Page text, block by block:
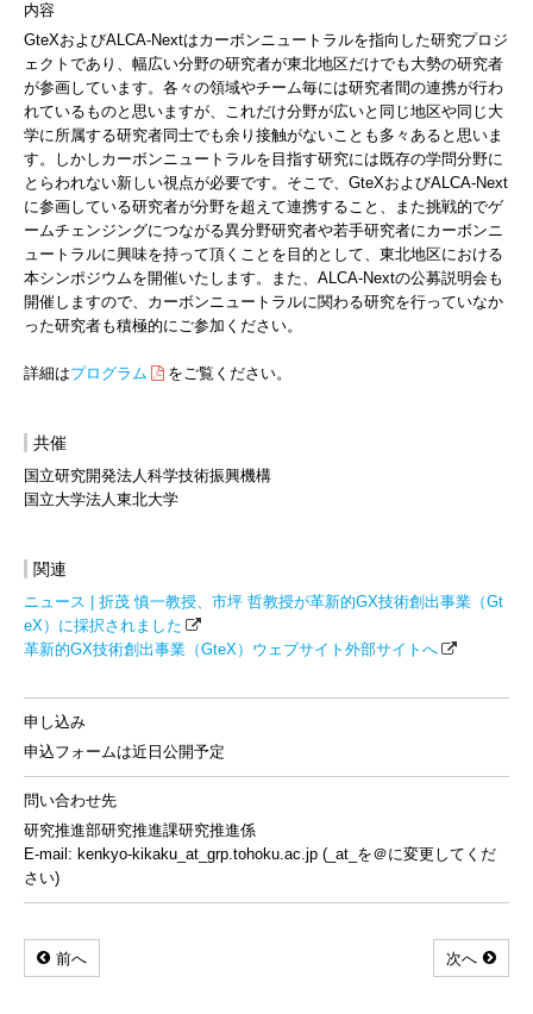
内容
GteXおよびALCA-Nextはカーボンニュートラルを指向した研究プロジ
ェクトであり、幅広い分野の研究者が東北地区だけでも大勢の研究者
が参画しています。各々の領域やチーム毎には研究者間の連携が行わ
れているものと思いますが、これだけ分野が広いと同じ地区や同じ大
学に所属する研究者同士でも余り接触がないことも多々あると思いま
す。しかしカーボンニュートラルを目指す研究には既存の学問分野に
とらわれない新しい視点が必要です。そこで、GteXおよびALCA-Next
に参画している研究者が分野を超えて連携すること、また挑戦的でゲ
ームチェンジングにつながる異分野研究者や若手研究者にカーボンニ
ュートラルに興味を持って頂くことを目的として、東北地区における
本シンポジウムを開催いたします。また、ALCA-Nextの公募説明会も
開催しますので、カーボンニュートラルに関わる研究を行っていなか
った研究者も積極的にご参加ください。
詳細はプログラム をご覧ください。
共催
国立研究開発法人科学技術振興機構
国立大学法人東北大学
関連
ニュース | 折茂 慎一教授、市坪 哲教授が革新的GX技術創出事業（Gt
eX）に採択されました
革新的GX技術創出事業（GteX）ウェブサイト外部サイトへ
申し込み
申込フォームは近日公開予定
問い合わせ先
研究推進部研究推進課研究推進係
E-mail: kenkyo-kikaku_at_grp.tohoku.ac.jp (_at_を＠に変更してくだ
さい)
前へ 次へ